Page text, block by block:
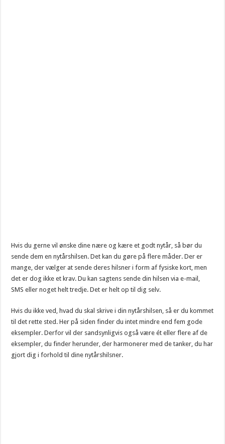
Hvis du gerne vil ønske dine nære og kære et godt nytår, så bør du
sende dem en nytårshilsen. Det kan du gøre på flere måder. Der er
mange, der vælger at sende deres hilsner i form af fysiske kort, men
det er dog ikke et krav. Du kan sagtens sende din hilsen via e-mail,
SMS eller noget helt tredje. Det er helt op til dig selv.
Hvis du ikke ved, hvad du skal skrive i din nytårshilsen, så er du kommet
til det rette sted. Her på siden finder du intet mindre end fem gode
eksempler. Derfor vil der sandsynligvis også være ét eller flere af de
eksempler, du finder herunder, der harmonerer med de tanker, du har
gjort dig i forhold til dine nytårshilsner.